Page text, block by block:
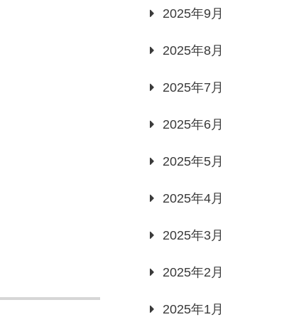
2025年9月
2025年8月
2025年7月
2025年6月
2025年5月
2025年4月
2025年3月
2025年2月
2025年1月